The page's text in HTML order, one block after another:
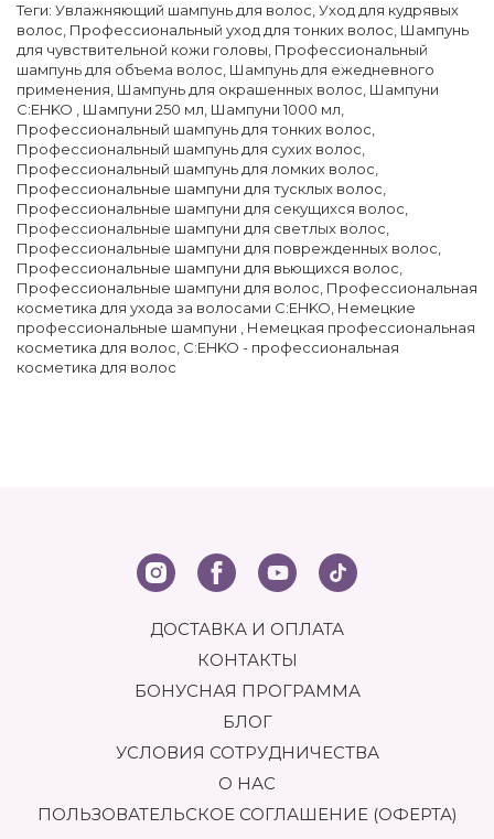
Теги: Увлажняющий шампунь для волос,Уход для кудрявых
волос, Профессиональный уход для тонких волос, Шампунь
для чувствительной кожи головы, Профессиональный
шампунь для объема волос, Шампунь для ежедневного
применения, Шампунь для окрашенных волос, Шампуни
C:EHKO , Шампуни 250 мл, Шампуни 1000 мл,
Профессиональный шампунь для тонких волос,
Профессиональный шампунь для сухих волос,
Профессиональный шампунь для ломких волос,
Профессиональные шампуни для тусклых волос,
Профессиональные шампуни для секущихся волос,
Профессиональные шампуни для светлых волос,
Профессиональные шампуни для поврежденных волос,
Профессиональные шампуни для вьющихся волос,
Профессиональные шампуни для волос, Профессиональная
косметика для ухода за волосами C:EHKO, Немецкие
профессиональные шампуни , Немецкая профессиональная
косметика для волос, C:EHKO - профессиональная
косметика для волос
ДОСТАВКА И ОПЛАТА
КОНТАКТЫ
БОНУСНАЯ ПРОГРАММА
БЛОГ
УСЛОВИЯ СОТРУДНИЧЕСТВА
О НАС
ПОЛЬЗОВАТЕЛЬСКОЕ СОГЛАШЕНИЕ (ОФЕРТА)